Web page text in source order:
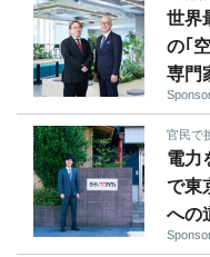
世界
の｢
専門
官民で
電力
で東
への